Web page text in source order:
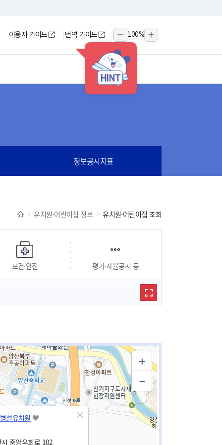
HINT
이용자 가이드 번역 가이드
축소
100%
확대
정보공시지표
유치원·어린이집 정보 유치원·어린이집 조회
보건·안전 평가·자율공시 등
설유치원
중앙우회로 102